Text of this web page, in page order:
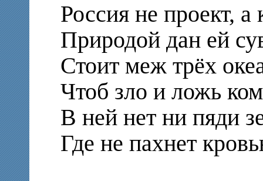
Россия не проект, а
Природой дан ей
Стоит меж трёх
Чтоб зло и ложь
В ней нет ни пяди
Где не пахнет